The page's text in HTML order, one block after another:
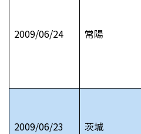
2009/06/24 常陽
2009/06/23 茨城